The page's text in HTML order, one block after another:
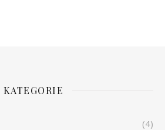
KATEGORIE
(4)